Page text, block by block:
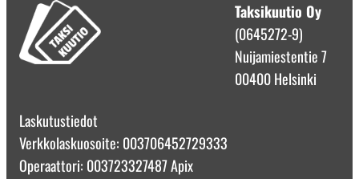
Taksikuutio Oy
(0645272-9)
Nuijamiestentie 7
00400 Helsinki
Laskutustiedot
Verkkolaskuosoite: 003706452729333
Operaattori: 003723327487 Apix